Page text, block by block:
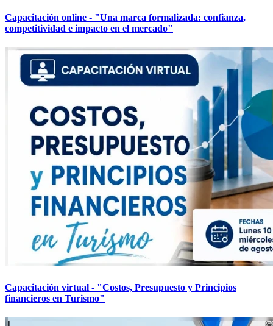
Capacitación online - "Una marca formalizada: confianza,
competitividad e impacto en el mercado"
Capacitación virtual - "Costos, Presupuesto y Principios
financieros en Turismo"